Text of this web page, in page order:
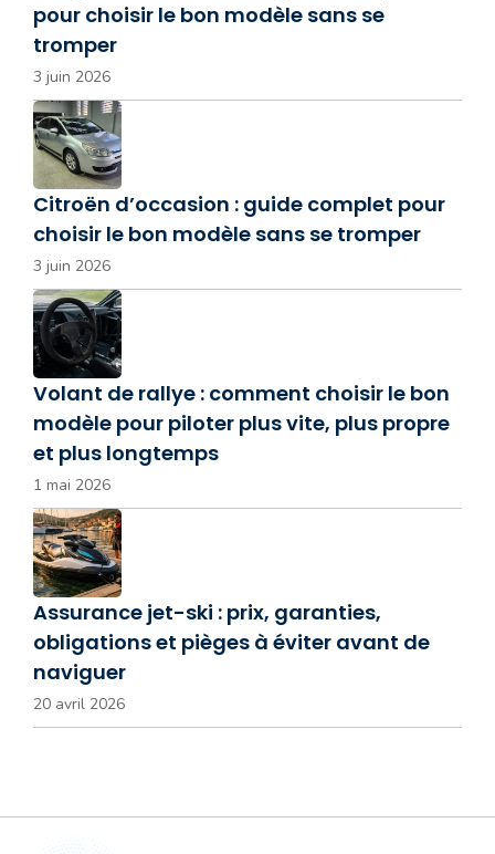
pour choisir le bon modèle sans se
tromper
3 juin 2026
Citroën d’occasion : guide complet pour
choisir le bon modèle sans se tromper
3 juin 2026
Volant de rallye : comment choisir le bon
modèle pour piloter plus vite, plus propre
et plus longtemps
1 mai 2026
Assurance jet-ski : prix, garanties,
obligations et pièges à éviter avant de
naviguer
20 avril 2026